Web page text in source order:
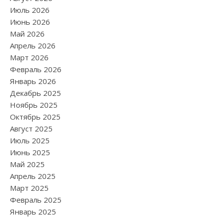
Июль 2026
Июнь 2026
Май 2026
Апрель 2026
Март 2026
Февраль 2026
Январь 2026
Декабрь 2025
Ноябрь 2025
Октябрь 2025
Август 2025
Июль 2025
Июнь 2025
Май 2025
Апрель 2025
Март 2025
Февраль 2025
Январь 2025